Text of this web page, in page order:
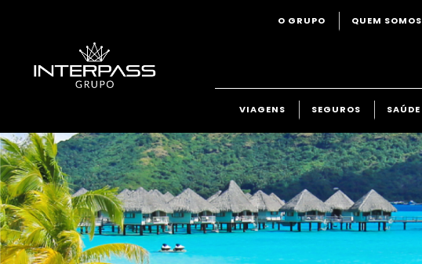
O GRUPO QUEM SOMOS
VIAGENS SEGUROS SAÚDE